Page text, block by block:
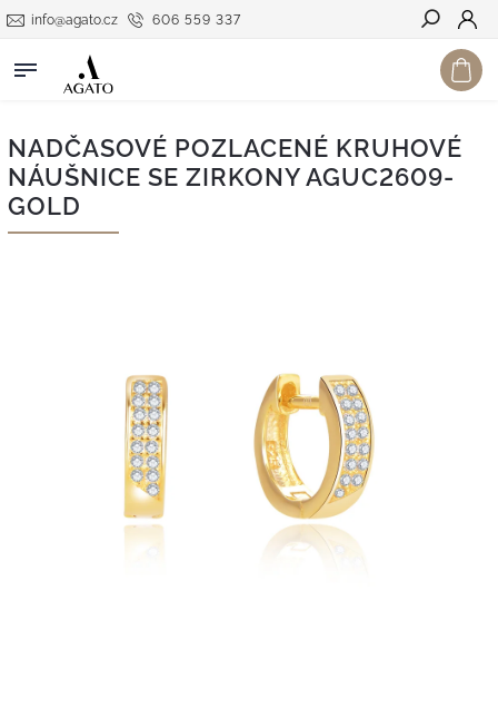
606 559 337
info@agato.cz
Hledat
NADČASOVÉ POZLACENÉ KRUHOVÉ
NÁUŠNICE SE ZIRKONY AGUC2609-
GOLD